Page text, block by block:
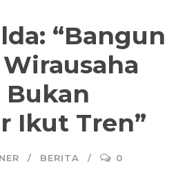
“Bangun
Ikut Tren”
BERITA 0